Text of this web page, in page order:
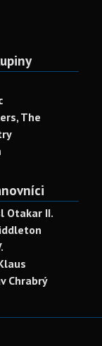
The
Otakar II.
Chrabrý